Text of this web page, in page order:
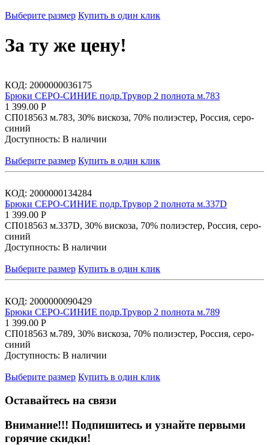
Выберите размер Купить в один клик
За ту же цену!
КОД: 2000000036175
Брюки СЕРО-СИНИЕ подр.Трувор 2 полнота м.783
1 399.00 Р
СП018563 м.783, 30% вискоза, 70% полиэстер, Россия, серо-
синий
Доступность: В наличии
Выберите размер Купить в один клик
КОД: 2000000134284
Брюки СЕРО-СИНИЕ подр.Трувор 2 полнота м.337D
1 399.00 Р
СП018563 м.337D, 30% вискоза, 70% полиэстер, Россия, серо-
синий
Доступность: В наличии
Выберите размер Купить в один клик
КОД: 2000000090429
Брюки СЕРО-СИНИЕ подр.Трувор 2 полнота м.789
1 399.00 Р
СП018563 м.789, 30% вискоза, 70% полиэстер, Россия, серо-
синий
Доступность: В наличии
Выберите размер Купить в один клик
Оставайтесь на связи
Внимание!!! Подпишитесь и узнайте первыми
горячие скидки!